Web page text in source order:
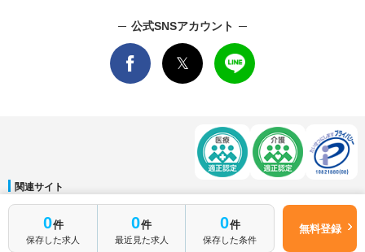
0件
保存した求人
0件
最近見た求人
0件
保存した条件
無料登録
公式SNSアカウント
関連サイト
マイナビDOCTOR│マイナビ看護師│マイナビ薬剤師│マイナビ保育士
運営会社
会社概要│ ご利用規約 個人情報保護方針 サイトマップ│お問い合わせ